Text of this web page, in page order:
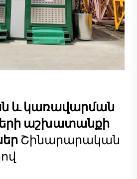
և կառավարման
աշխատանքի
Շինարարական